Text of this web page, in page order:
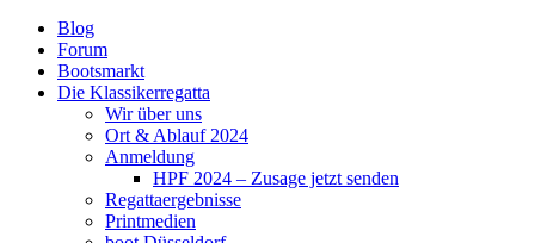
Blog
Forum
Bootsmarkt
Die Klassikerregatta
Wir über uns
Ort & Ablauf 2024
Anmeldung
HPF 2024 – Zusage jetzt senden
Regattaergebnisse
Printmedien